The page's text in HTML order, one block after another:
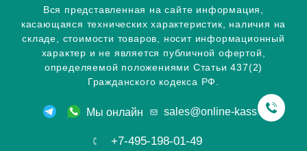
Вся представленная на сайте информация,
касающаяся технических характеристик, наличия на
складе, стоимости товаров, носит информационный
характер и не является публичной офертой,
определяемой положениями Статьи 437(2)
Гражданского кодекса РФ.
Мы онлайн sales@online-kassa.info
+7-495-198-01-49